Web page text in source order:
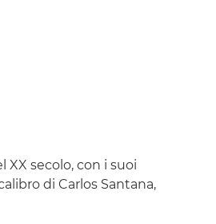
secolo, con i suoi
di Carlos Santana,